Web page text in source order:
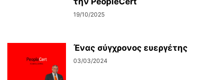
19/10/2025
Ένας σύγχρονος ευεργέτης
03/03/2024